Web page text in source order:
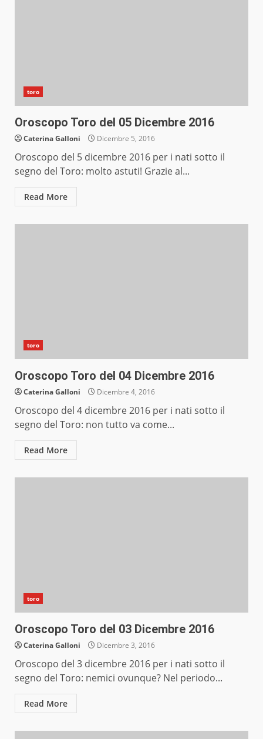
toro
Oroscopo Toro del 05 Dicembre 2016
Caterina Galloni Dicembre 5, 2016
Oroscopo del 5 dicembre 2016 per i nati sotto il
segno del Toro: molto astuti! Grazie al...
Read More
toro
Oroscopo Toro del 04 Dicembre 2016
Caterina Galloni Dicembre 4, 2016
Oroscopo del 4 dicembre 2016 per i nati sotto il
segno del Toro: non tutto va come...
Read More
toro
Oroscopo Toro del 03 Dicembre 2016
Caterina Galloni Dicembre 3, 2016
Oroscopo del 3 dicembre 2016 per i nati sotto il
segno del Toro: nemici ovunque? Nel periodo...
Read More